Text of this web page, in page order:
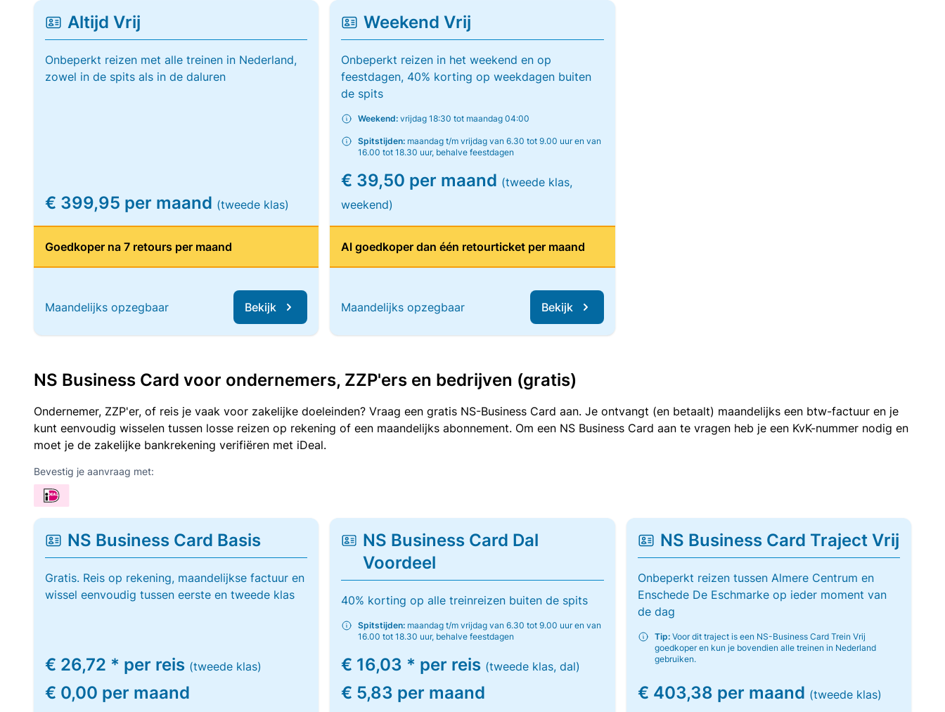
Altijd Vrij
Onbeperkt reizen met alle treinen in Nederland,
zowel in de spits als in de daluren
€ 399,95 per maand (tweede klas)
Goedkoper na 7 retours per maand
Maandelijks opzegbaar Bekijk
Weekend Vrij
Onbeperkt reizen in het weekend en op
feestdagen, 40% korting op weekdagen buiten
de spits
Weekend: vrijdag 18:30 tot maandag 04:00
Spitstijden: maandag t/m vrijdag van 6.30 tot 9.00 uur en van
16.00 tot 18.30 uur, behalve feestdagen
€ 39,50 per maand (tweede klas,
weekend)
Al goedkoper dan één retourticket per maand
Maandelijks opzegbaar Bekijk
NS Business Card voor ondernemers, ZZP'ers en bedrijven (gratis)
Ondernemer, ZZP'er, of reis je vaak voor zakelijke doeleinden? Vraag een gratis NS-Business Card aan. Je ontvangt (en betaalt) maandelijks een btw-factuur en je
kunt eenvoudig wisselen tussen losse reizen op rekening of een maandelijks abonnement. Om een NS Business Card aan te vragen heb je een KvK-nummer nodig en
moet je de zakelijke bankrekening verifiëren met iDeal.
Bevestig je aanvraag met:
NS Business Card Basis
Gratis. Reis op rekening, maandelijkse factuur en
wissel eenvoudig tussen eerste en tweede klas
€ 26,72 * per reis (tweede klas)
€ 0,00 per maand
NS Business Card Dal
Voordeel
40% korting op alle treinreizen buiten de spits
Spitstijden: maandag t/m vrijdag van 6.30 tot 9.00 uur en van
16.00 tot 18.30 uur, behalve feestdagen
€ 16,03 * per reis (tweede klas, dal)
€ 5,83 per maand
NS Business Card Traject Vrij
Onbeperkt reizen tussen Almere Centrum en
Enschede De Eschmarke op ieder moment van
de dag
Tip:Voor dit traject is een NS-Business Card Trein Vrij
goedkoper en kun je bovendien alle treinen in Nederland
gebruiken.
€ 403,38 per maand (tweede klas)